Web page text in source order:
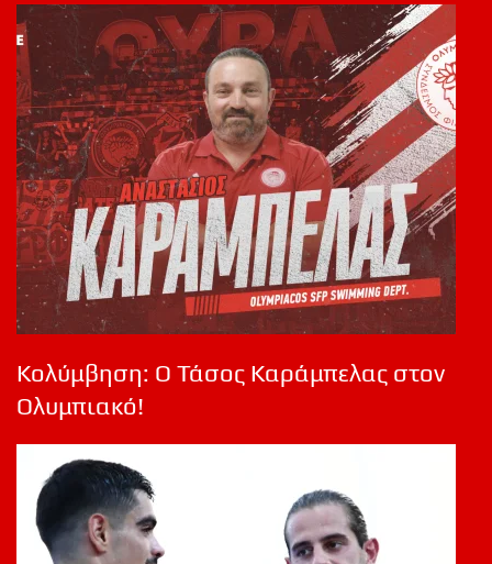
Κολύμβηση: Ο Τάσος Καράμπελας στον
Ολυμπιακό!